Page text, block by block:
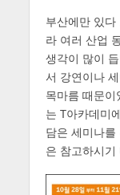
부산에만 있
라 여러 산업
생각이 많이
서 강연이나
목마름 때문이
는 T아카데미
담은 세미나
은 참고하시기